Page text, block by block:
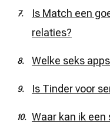
Is Match een
relaties?
Welke seks
Is Tinder voor
Waar kan ik een